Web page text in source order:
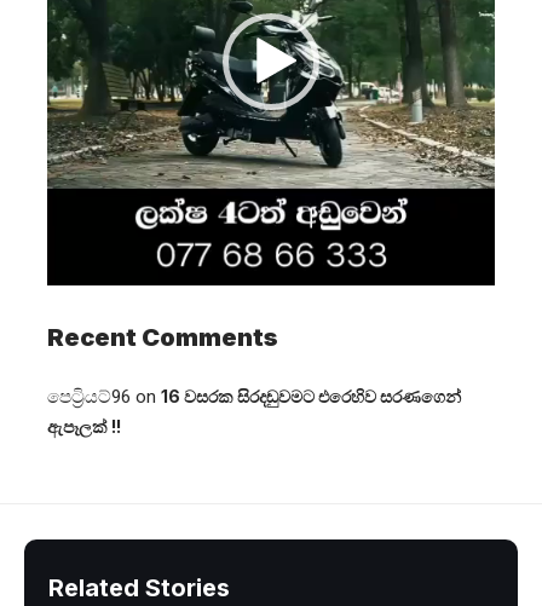
Recent Comments
පෙට්‍රියට්96 on 16 වසරක සිරදඬුවමට එරෙහිව සරණගෙන්
ඇපෑලක් !!
Related Stories